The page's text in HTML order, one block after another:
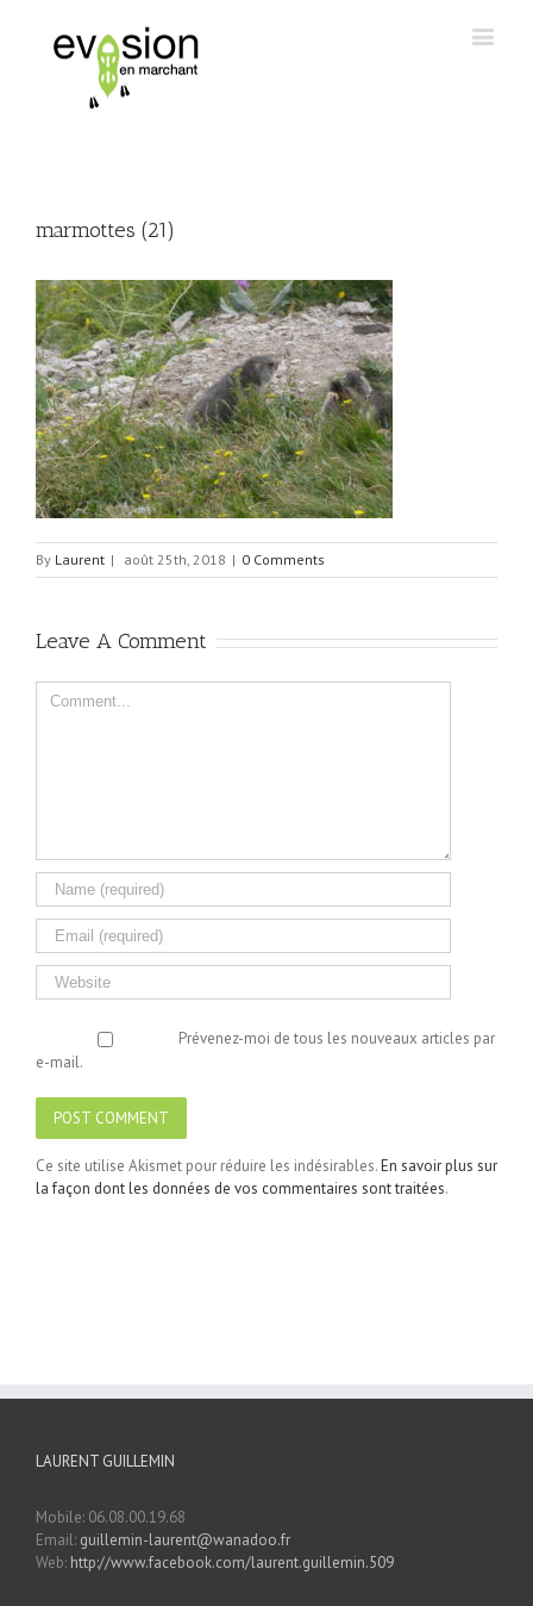
marmottes (21)
By Laurent | août 25th, 2018 | 0 Comments
Leave A Comment
Comment
Prévenez-moi de tous les nouveaux articles par
e-mail.
Ce site utilise Akismet pour réduire les indésirables.En savoir plus sur
la façon dont les données de vos commentaires sont traitées.
LAURENT GUILLEMIN
Mobile: 06.08.00.19.68
Email: guillemin-laurent@wanadoo.fr
Web: http://www.facebook.com/laurent.guillemin.509